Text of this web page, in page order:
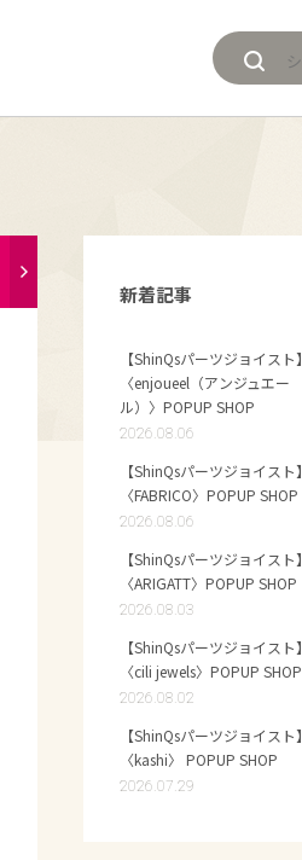
新着記事
【ShinQsパーツジョイスト】
〈enjoueel（アンジュエー
ル）〉POPUP SHOP
2026.08.06
【ShinQsパーツジョイスト】
〈FABRICO〉POPUP SHOP
2026.08.06
【ShinQsパーツジョイスト】
〈ARIGATT〉POPUP SHOP
2026.08.03
【ShinQsパーツジョイスト】
〈cili jewels〉POPUP SHOP
2026.08.02
【ShinQsパーツジョイスト】
〈kashi〉 POPUP SHOP
2026.07.29